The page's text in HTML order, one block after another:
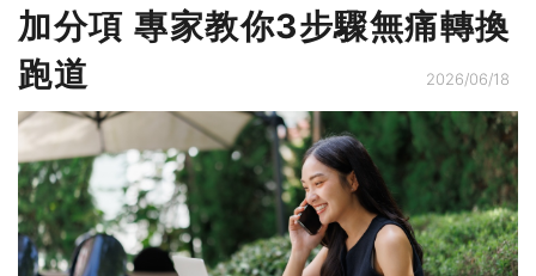
加分項 專家教你3步驟無痛轉換
跑道
2026/06/18